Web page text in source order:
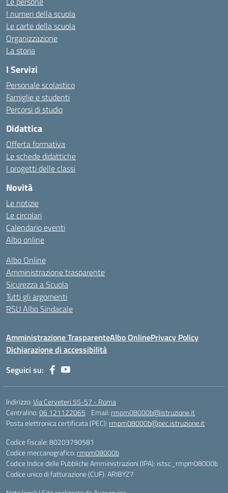
I numeri della scuola
Le carte della scuola
Organizzazione
La storia
I Servizi
Personale scolastico
Famiglie e studenti
Percorsi di studio
Didattica
Offerta formativa
Le schede didattiche
I progetti delle classi
Novità
Le notizie
Le circolari
Calendario eventi
Albo online
Albo Online
Amministrazione trasparente
Sicurezza a Scuola
Tutti gli argomenti
RSU Albo Sindacale
Amministrazione TrasparenteAlbo OnlinePrivacy Policy
Dichiarazione di accessibilità
Seguici su:
Indirizzo:Via Cerveteri 55-57 - Roma
Centralino:06 121122065 Email: rmpm08000b@istruzione.it
Posta elettronica certificata (PEC): rmpm08000b@pec.istruzione.it
Codice fiscale: 80203790581
Codice meccanografico: rmpm08000b
Codice Indice delle Pubbliche Amministrazioni (IPA): istsc_rmpm08000b
Codice unico di fatturazione (CUF): ARIBYZ7